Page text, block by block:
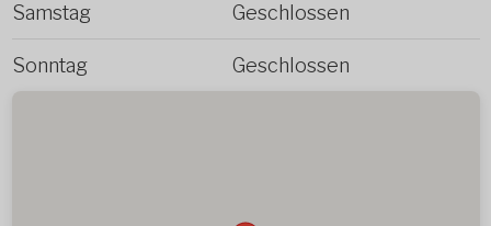
Samstag Geschlossen
Sonntag Geschlossen